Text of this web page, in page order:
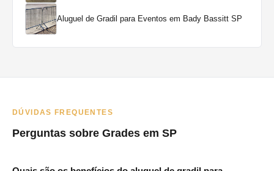
Aluguel de Gradil para Eventos em Bady Bassitt SP
DÚVIDAS FREQUENTES
Perguntas sobre Grades em SP